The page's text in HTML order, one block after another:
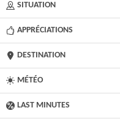
SITUATION
APPRÉCIATIONS
DESTINATION
MÉTÉO
LAST MINUTES